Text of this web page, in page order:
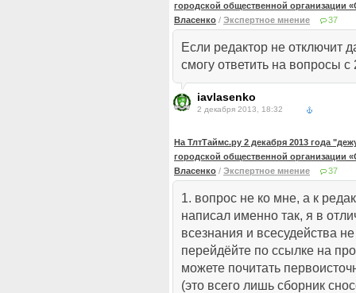
городской общественной организации
Власенко / Экспертное мнение 37
Если редактор не отключит
смогу ответить на вопросы с
iavlasenko
2 декабря 2013, 18:32
На ТлтТаймс.ру 2 декабря 2013 года
городской общественной организации
Власенко / Экспертное мнение 37
1. вопрос не ко мне, а к
написал именно так, я в
всезнания и всесудейства
перейдёйте по ссылке на
можете почитать
(это всего лишь сборник